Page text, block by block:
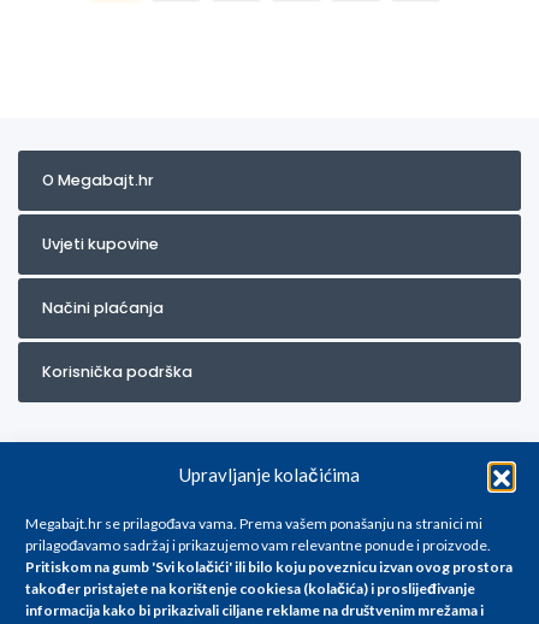
Upravljanje kolačićima
Megabajt.hr se prilagođava vama. Prema vašem ponašanju na stranici mi
prilagođavamo sadržaj i prikazujemo vam relevantne ponude i proizvode.
Pritiskom na gumb 'Svi kolačići' ili bilo koju poveznicu izvan ovog prostora
također pristajete na korištenje cookiesa (kolačića) i proslijeđivanje
informacija kako bi prikazivali ciljane reklame na društvenim mrežama i
O Megabajt.hr
Uvjeti kupovine
Načini plaćanja
Korisnička podrška
Za artikle kojih trenutno nema u ponudi obratite nam se na
info@megabajt.hr. Sve cijene su informativnog karaktera i podložne su